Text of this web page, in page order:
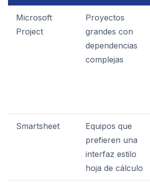
Microsoft
Project
Proyectos
grandes con
dependencias
complejas
Smartsheet
Equipos que
prefieren una
interfaz estilo
hoja de cálculo